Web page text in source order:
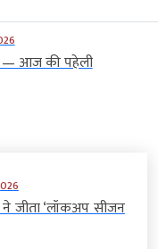
— आज की पहेली
ने जीता ‘लॉकअप सीजन